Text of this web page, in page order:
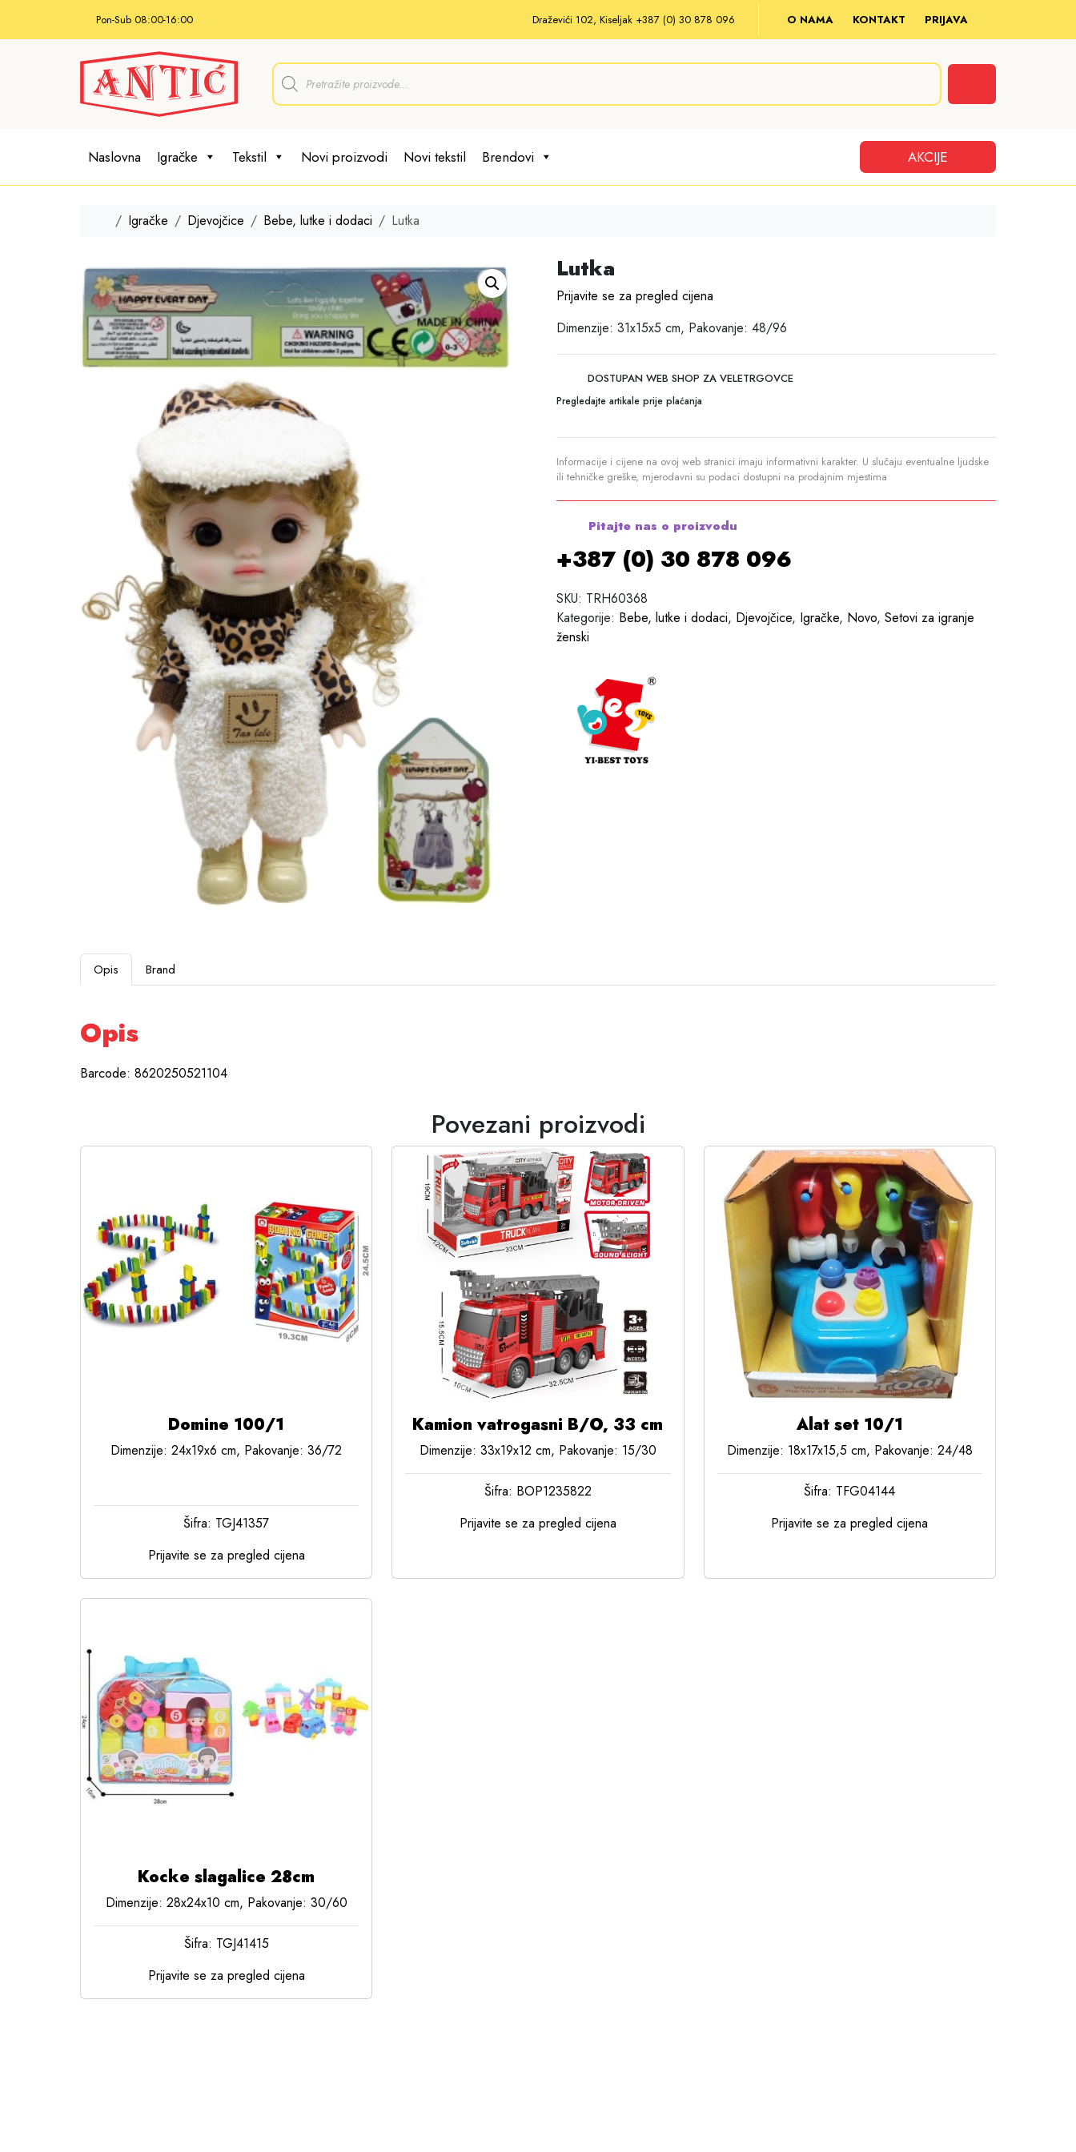
Pon-Sub 08:00-16:00 Draževići 102, Kiseljak +387 (0) 30 878 096 O NAMA KONTAKT PRIJAVA
P
d
s
e
c
Naslovna Igračke Tekstil Novi proizvodi Novi tekstil AKCIJE
Brendovi
HomeIgračke Djevojčice Bebe, lutke i dodaci Lutka
Lutka
Prijavite se za pregled cijena
Dimenzije: 31x15x5 cm, Pakovanje: 48/96
DOSTUPAN WEB SHOP ZA VELETRGOVCE
Pregledajte artikale prije plaćanja
Informacije i cijene na ovoj web stranici imaju informativni karakter. U slučaju eventualne ljudske
ili tehničke greške, mjerodavni su podaci dostupni na prodajnim mjestima
Pitajte nas o proizvodu
+387 (0) 30 878 096
SKU: TRH60368
Kategorije: Bebe, lutke i dodaci, Djevojčice, Igračke, Novo, Setovi za igranje
ženski
Opis Brand
Opis
Barcode: 8620250521104
Povezani proizvodi
Domine 100/1
Dimenzije: 24x19x6 cm, Pakovanje: 36/72
Šifra: TGJ41357
Prijavite se za pregled cijena
Kamion vatrogasni B/O, 33 cm
Dimenzije: 33x19x12 cm, Pakovanje: 15/30
Šifra: BOP1235822
Prijavite se za pregled cijena
Alat set 10/1
Dimenzije: 18x17x15,5 cm, Pakovanje: 24/48
Šifra: TFG04144
Prijavite se za pregled cijena
Kocke slagalice 28cm
Dimenzije: 28x24x10 cm, Pakovanje: 30/60
Šifra: TGJ41415
Prijavite se za pregled cijena